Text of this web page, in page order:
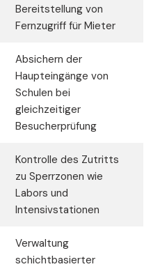
Bereitstellung von
Fernzugriff für Mieter
Absichern der
Haupteingänge von
Schulen bei
gleichzeitiger
Besucherprüfung
Kontrolle des Zutritts
zu Sperrzonen wie
Labors und
Intensivstationen
Verwaltung
schichtbasierter